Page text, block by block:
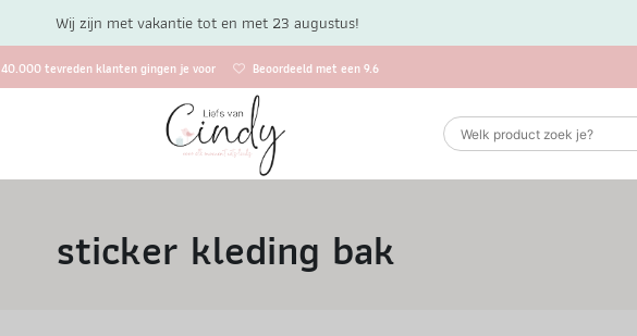
40.000 tevreden klanten gingen je voor Beoordeeld met een 9.6
sticker kleding bak
Wij zijn met vakantie tot en met 23 augustus!